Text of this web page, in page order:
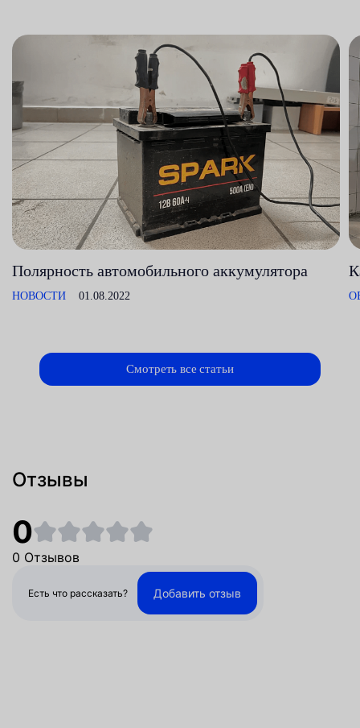
Полярность автомобильного аккумулятора
НОВОСТИ 01.08.2022
Смотреть все статьи
Отзывы
0
0 Отзывов
Есть что рассказать? Добавить отзыв